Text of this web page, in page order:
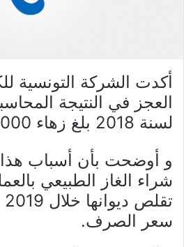
أكدت الشركة التونسية
العجز في النتيجة
لسنة 2018 بلغ زهاء 2000 مليون دينار.
و أوضحت بأن أسباب هذا
شراء الغاز الطبيعي
سعر الصرف.